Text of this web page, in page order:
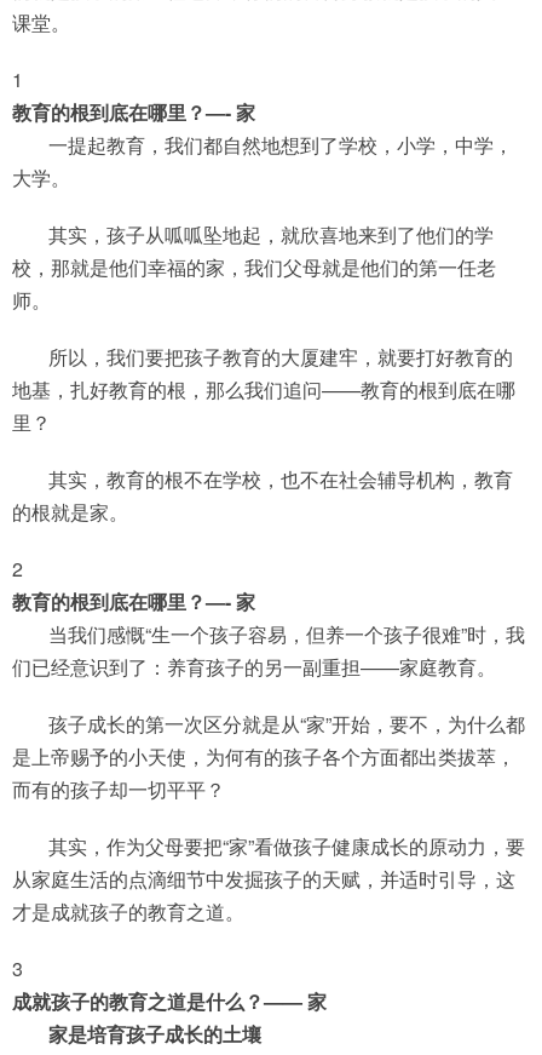
课堂。
1
教育的根到底在哪里？—- 家
一提起教育，我们都自然地想到了学校，小学，中学，
大学。
其实，孩子从呱呱坠地起，就欣喜地来到了他们的学
校，那就是他们幸福的家，我们父母就是他们的第一任老
师。
所以，我们要把孩子教育的大厦建牢，就要打好教育的
地基，扎好教育的根，那么我们追问——教育的根到底在哪
里？
其实，教育的根不在学校，也不在社会辅导机构，教育
的根就是家。
2
教育的根到底在哪里？—- 家
当我们感慨“生一个孩子容易，但养一个孩子很难”时，我
们已经意识到了：养育孩子的另一副重担——家庭教育。
孩子成长的第一次区分就是从“家”开始，要不，为什么都
是上帝赐予的小天使，为何有的孩子各个方面都出类拔萃，
而有的孩子却一切平平？
其实，作为父母要把“家”看做孩子健康成长的原动力，要
从家庭生活的点滴细节中发掘孩子的天赋，并适时引导，这
才是成就孩子的教育之道。
3
成就孩子的教育之道是什么？—— 家
家是培育孩子成长的土壤